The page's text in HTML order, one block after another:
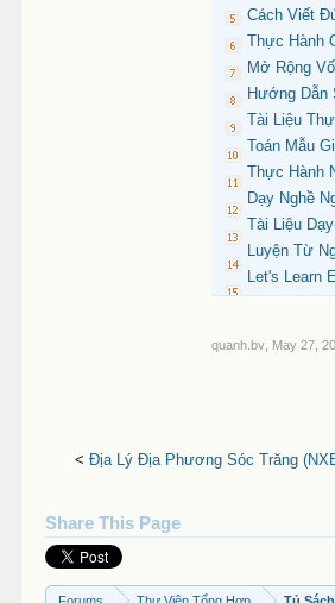
Cách Viết
Thực Hành
Mở Rộng
Hướng Dẫn
Tài Liệu
Toán Mẫu
Thực Hành
Dạy Nghề
Tài Liệu
Luyện Từ
Let's Learn
quanh.bv
May 27,
< Địa Lý Địa Phương Sóc Trăng
Share This Page